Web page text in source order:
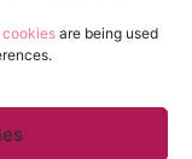
cookies are being used